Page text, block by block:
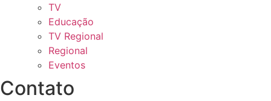
TV
Educação
TV Regional
Regional
Eventos
Contato